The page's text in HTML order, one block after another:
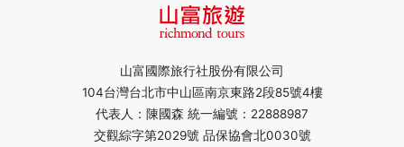
山富國際旅行社股份有限公司
104台灣台北市中山區南京東路2段85號4樓
代表人：陳國森 統一編號：22888987
交觀綜字第2029號 品保協會北0030號